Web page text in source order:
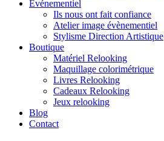
Événementiel
Ils nous ont fait confiance
Atelier image évènementiel
Stylisme Direction Artistique
Boutique
Matériel Relooking
Maquillage colorimétrique
Livres Relooking
Cadeaux Relooking
Jeux relooking
Blog
Contact